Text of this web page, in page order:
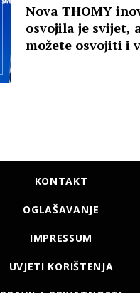
Nova THOMY
osvojila je svijet,
možete osvojiti i
KONTAKT
OGLAŠAVANJE
IMPRESSUM
UVJETI KORIŠTENJA